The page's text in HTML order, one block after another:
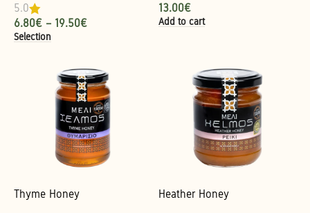
5.0
6.80€ – 19.50€
Selection
13.00€
Add to cart
Thyme Honey Heather Honey